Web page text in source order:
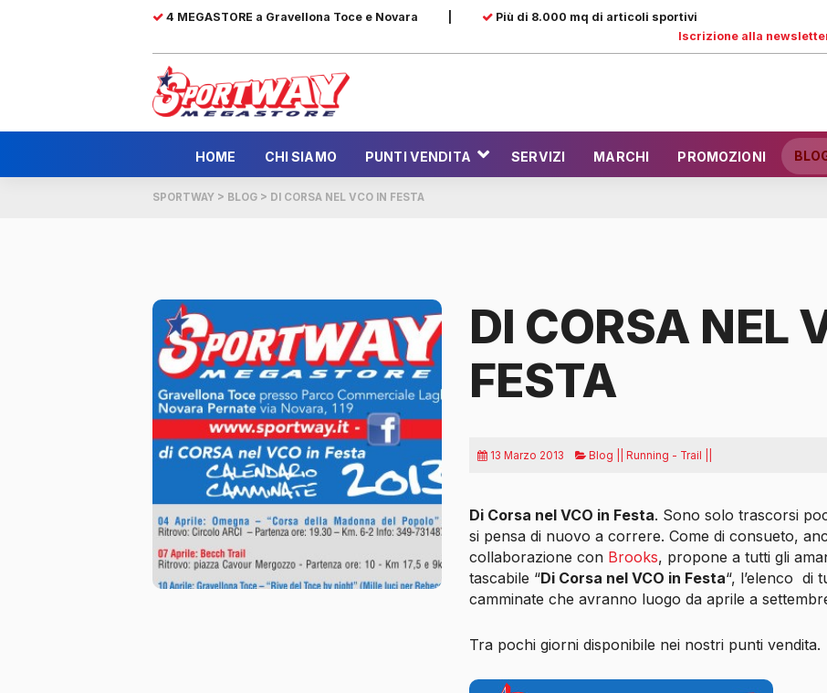
4 MEGASTORE a Gravellona Toce e Novara
Più di 8.000 mq di articoli sportivi
Iscrizione alla
HOME CHI SIAMO PUNTI VENDITA SERVIZI MARCHI PROMOZIONI
SPORTWAY > BLOG > DI CORSA NEL VCO IN FESTA
DI CORSA NEL
FESTA
13 Marzo 2013 Blog || Running - Trail ||
Di Corsa nel VCO in Festa. Sono solo trascorsi
si pensa di nuovo a correre. Come di consueto,
collaborazione con Brooks, propone a tutti gli
tascabile “Di Corsa nel VCO in Festa“, l’elenco di
camminate che avranno luogo da aprile a
Tra pochi giorni disponibile nei nostri punti vendita.